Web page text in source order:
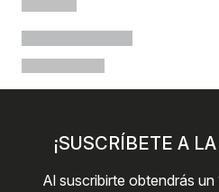
¡SUSCRÍBETE A
Al suscribirte obtendrás